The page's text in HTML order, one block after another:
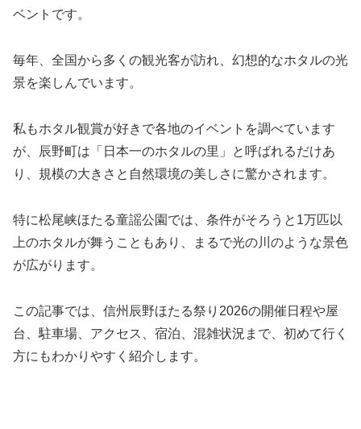
ベントです。
毎年、全国から多くの観光客が訪れ、幻想的なホタルの光
景を楽しんでいます。
私もホタル観賞が好きで各地のイベントを調べています
が、辰野町は「日本一のホタルの里」と呼ばれるだけあ
り、規模の大きさと自然環境の美しさに驚かされます。
特に松尾峡ほたる童謡公園では、条件がそろうと1万匹以
上のホタルが舞うこともあり、まるで光の川のような景色
が広がります。
この記事では、信州辰野ほたる祭り2026の開催日程や屋
台、駐車場、アクセス、宿泊、混雑状況まで、初めて行く
方にもわかりやすく紹介します。